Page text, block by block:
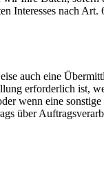
Interesses nach
auch eine
erforderlich ist,
wenn eine
über